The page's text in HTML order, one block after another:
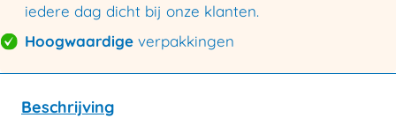
iedere dag dicht bij onze klanten.
Hoogwaardige verpakkingen
Beschrijving